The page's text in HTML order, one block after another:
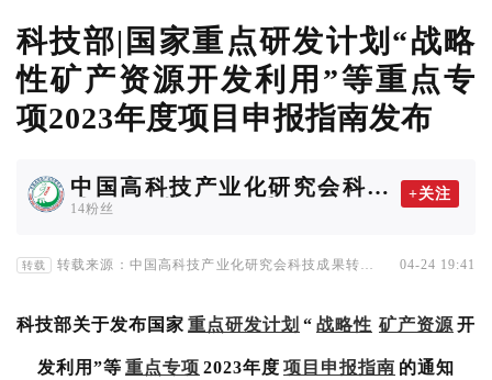
科技部|国家重点研发计划“战略
性矿产资源开发利用”等重点专
项2023年度项目申报指南发布
中国高科技产业化研究会科技
成果转化协作工作委员会
14粉丝
+关注
转载
转载来源：中国高科技产业化研究会科技成果转化协
04-24 19:41
科技部关于发布国家 重点研发计划 “ 战略性 矿产资源 开
发利用”等 重点专项 2023年度 项目申报指南 的通知